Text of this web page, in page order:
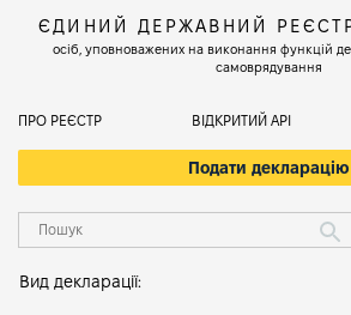
ЄДИНИЙ ДЕРЖАВНИЙ
осіб, уповноважених на виконання функцій
самоврядування
ПРО РЕЄСТР ВІДКРИТИЙ АРІ
Подати декларацію
Вид декларації: